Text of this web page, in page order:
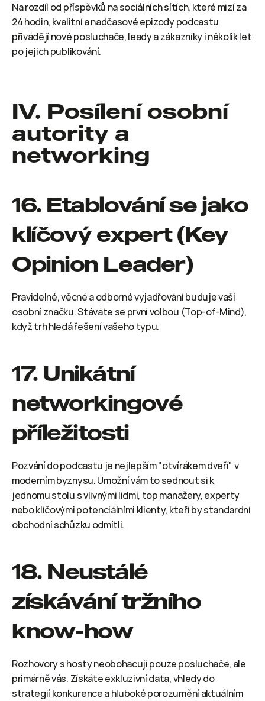
Na rozdíl od příspěvků na sociálních sítích, které mizí za
24 hodin, kvalitní a nadčasové epizody podcastu
přivádějí nové posluchače, leady a zákazníky i několik let
po jejich publikování.
IV. Posílení osobní
autority a
networking
16. Etablování se jako
klíčový expert (Key
Opinion Leader)
Pravidelné, věcné a odborné vyjadřování buduje vaši
osobní značku. Stáváte se první volbou (Top-of-Mind),
když trh hledá řešení vašeho typu.
17. Unikátní
networkingové
příležitosti
Pozvání do podcastu je nejlepším "otvírákem dveří" v
moderním byznysu. Umožní vám to sednout si k
jednomu stolu s vlivnými lidmi, top manažery, experty
nebo klíčovými potenciálními klienty, kteří by standardní
obchodní schůzku odmítli.
18. Neustálé
získávání tržního
know-how
Rozhovory s hosty neobohacují pouze posluchače, ale
primárně vás. Získáte exkluzivní data, vhledy do
strategií konkurence a hluboké porozumění aktuálním